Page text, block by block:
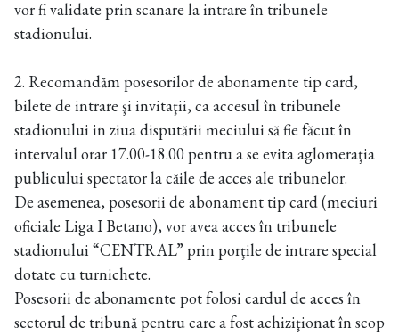
vor fi validate prin scanare la intrare în tribunele
stadionului.
2. Recomandăm posesorilor de abonamente tip card,
bilete de intrare şi invitaţii, ca accesul în tribunele
stadionului in ziua disputării meciului să fie făcut în
intervalul orar 17.00-18.00 pentru a se evita aglomeraţia
publicului spectator la căile de acces ale tribunelor.
De asemenea, posesorii de abonament tip card (meciuri
oficiale Liga I Betano), vor avea acces în tribunele
stadionului “CENTRAL” prin porţile de intrare special
dotate cu turnichete.
Posesorii de abonamente pot folosi cardul de acces în
sectorul de tribună pentru care a fost achiziţionat în scop